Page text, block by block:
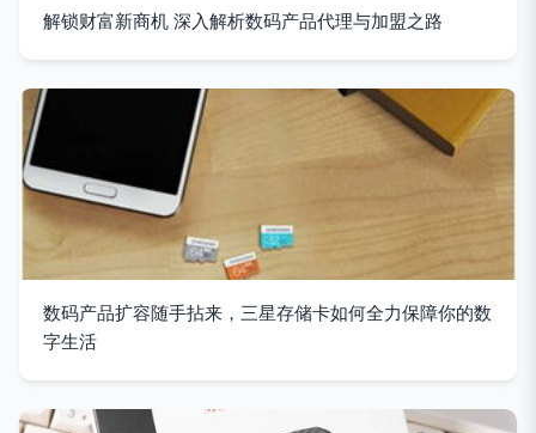
解锁财富新商机 深入解析数码产品代理与加盟之路
数码产品扩容随手拈来，三星存储卡如何全力保障你的数
字生活